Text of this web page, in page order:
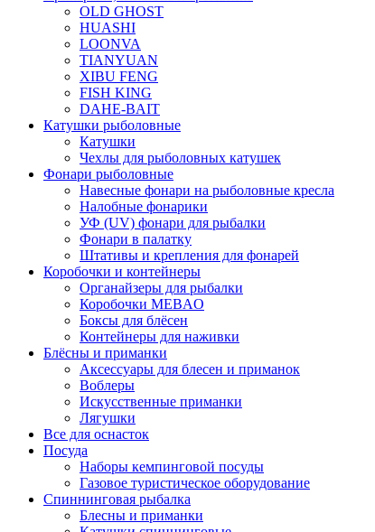
OLD GHOST
HUASHI
LOONVA
TIANYUAN
XIBU FENG
FISH KING
DAHE-BAIT
Катушки рыболовные
Катушки
Чехлы для рыболовных катушек
Фонари рыболовные
Навесные фонари на рыболовные кресла
Налобные фонарики
УФ (UV) фонари для рыбалки
Фонари в палатку
Штативы и крепления для фонарей
Коробочки и контейнеры
Органайзеры для рыбалки
Коробочки MEBAO
Боксы для блёсен
Контейнеры для наживки
Блёсны и приманки
Аксессуары для блесен и приманок
Воблеры
Искусственные приманки
Лягушки
Все для оснасток
Посуда
Наборы кемпинговой посуды
Газовое туристическое оборудование
Спиннинговая рыбалка
Блесны и приманки